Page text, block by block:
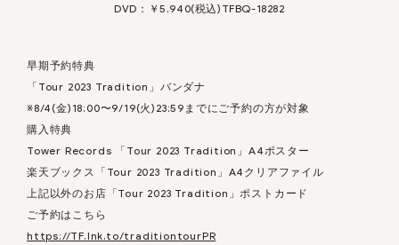
DVD：￥5,940(税込)TFBQ-18282
早期予約特典
「Tour 2023 Tradition」バンダナ
※8/4(金)18:00〜9/19(火)23:59までにご予約の方が対象
購入特典
Tower Records 「Tour 2023 Tradition」A4ポスター
楽天ブックス「Tour 2023 Tradition」A4クリアファイル
上記以外のお店「Tour 2023 Tradition」ポストカード
ご予約はこちら
https://TF.lnk.to/traditiontourPR